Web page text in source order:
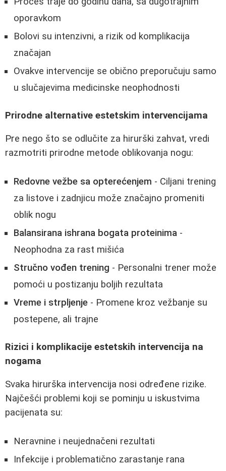
oporavkom
Bolovi su intenzivni, a rizik od komplikacija
značajan
Ovakve intervencije se obično preporučuju samo
u slučajevima medicinske neophodnosti
Prirodne alternative estetskim intervencijama
Pre nego što se odlučite za hirurški zahvat, vredi
razmotriti prirodne metode oblikovanja nogu:
Redovne vežbe sa opterećenjem - Ciljani trening
za listove i zadnjicu može značajno promeniti
oblik nogu
Balansirana ishrana bogata proteinima -
Neophodna za rast mišića
Stručno vođen trening - Personalni trener može
pomoći u postizanju boljih rezultata
Vreme i strpljenje - Promene kroz vežbanje su
postepene, ali trajne
Rizici i komplikacije estetskih intervencija na
nogama
Svaka hirurška intervencija nosi određene rizike.
Najčešći problemi koji se pominju u iskustvima
pacijenata su:
Neravnine i neujednačeni rezultati
Infekcije i problematično zarastanje rana